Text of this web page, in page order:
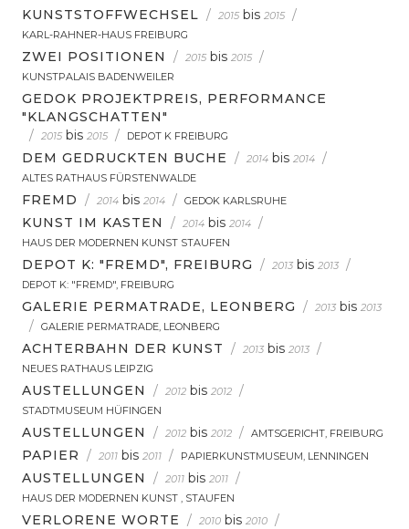
KUNSTSTOFFWECHSEL / 2015 bis 2015 /
KARL-RAHNER-HAUS FREIBURG
ZWEI POSITIONEN / 2015 bis 2015 /
KUNSTPALAIS BADENWEILER
GEDOK PROJEKTPREIS, PERFORMANCE
"KLANGSCHATTEN"
/ 2015 bis 2015 / DEPOT K FREIBURG
DEM GEDRUCKTEN BUCHE / 2014 bis 2014 /
ALTES RATHAUS FÜRSTENWALDE
FREMD / 2014 bis 2014 / GEDOK KARLSRUHE
KUNST IM KASTEN / 2014 bis 2014 /
HAUS DER MODERNEN KUNST STAUFEN
DEPOT K: "FREMD", FREIBURG / 2013 bis 2013 /
DEPOT K: "FREMD", FREIBURG
GALERIE PERMATRADE, LEONBERG / 2013 bis 2013
/ GALERIE PERMATRADE, LEONBERG
ACHTERBAHN DER KUNST / 2013 bis 2013 /
NEUES RATHAUS LEIPZIG
AUSTELLUNGEN / 2012 bis 2012 /
STADTMUSEUM HÜFINGEN
AUSTELLUNGEN / 2012 bis 2012 / AMTSGERICHT, FREIBURG
PAPIER / 2011 bis 2011 / PAPIERKUNSTMUSEUM, LENNINGEN
AUSTELLUNGEN / 2011 bis 2011 /
HAUS DER MODERNEN KUNST , STAUFEN
VERLORENE WORTE / 2010 bis 2010 /